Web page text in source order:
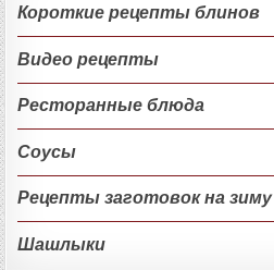
Короткие рецепты блинов
Видео рецепты
Ресторанные блюда
Соусы
Рецепты заготовок на зиму
Шашлыки